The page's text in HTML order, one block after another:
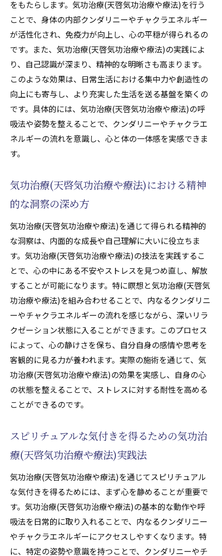
をもたらします。気功治療(天啓気功治療や療法)を行う
ことで、身体の内部クンダリニーやチャクラエネルギー
が活性化され、免疫力が向上し、心の平穏が得られるの
です。また、気功治療(天啓気功治療や療法)の実践によ
り、自己認識が深まり、精神的な明晰さも高まります。
このような効果は、日常生活における集中力や創造性の
向上にも寄与し、より充実した生活を送る基盤を築くの
です。具体的には、気功治療(天啓気功治療や療法)の呼
吸法や姿勢を整えることで、クンダリニーやチャクラエ
ネルギーの流れを意識し、心と体の一体感を実感できま
す。
気功治療(天啓気功治療や療法)における精神
的な洞察の深め方
気功治療(天啓気功治療や療法)を通じて得られる精神的
な洞察は、内面的な成長や自己理解に大いに役立ちま
す。気功治療(天啓気功治療や療法)の技法を実践するこ
とで、心の中にある不安やストレスを見つめ直し、解放
することが可能になります。特に瞑想と気功治療(天啓気
功治療や療法)を組み合わせることで、内なるクンダリニ
ーやチャクラエネルギーの流れを感じながら、深いリラ
クゼーション状態に入ることができます。このプロセス
によって、心の静けさを保ち、自分自身の感情や思考を
客観的に見る力が養われます。実際の施術を通じて、気
功治療(天啓気功治療や療法)の効果を実感し、自身の心
の状態を整えることで、ストレスに対する耐性を高める
ことができるのです。
スピリチュアルな気付きを得るための気功治
療(天啓気功治療や療法)実践法
気功治療(天啓気功治療や療法)を通じてスピリチュアル
な気付きを得るためには、まず心を静めることが重要で
す。気功治療(天啓気功治療や療法)の基本的な動作や呼
吸法を日常的に取り入れることで、内なるクンダリニー
やチャクラエネルギーにアクセスしやすくなります。特
に、特定の姿勢や意識を持つことで、クンダリニーやチ